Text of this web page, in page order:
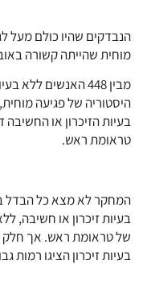
מוחית שהייתה קשורה
בעיות הזיכרון או החשיבה
טראומת ראש.
המחקר לא מצא כל הבדל
בעיות זיכרון או חשיבה,
של טראומת ראש. אך חלק
בעיות זיכרון הציגו רמות